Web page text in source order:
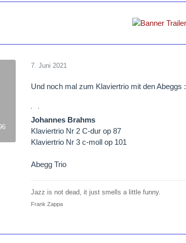
7. Juni 2021
Und noch mal zum Klaviertrio mit den Abeggs :
Johannes Brahms
Klaviertrio Nr 2 C-dur op 87
Klaviertrio Nr 3 c-moll op 101
Abegg Trio
Jazz is not dead, it just smells a little funny.
Frank Zappa